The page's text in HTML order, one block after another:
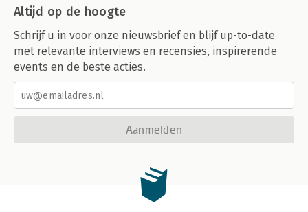
Altijd op de hoogte
Schrijf u in voor onze nieuwsbrief en blijf up-to-date
met relevante interviews en recensies, inspirerende
events en de beste acties.
Aanmelden